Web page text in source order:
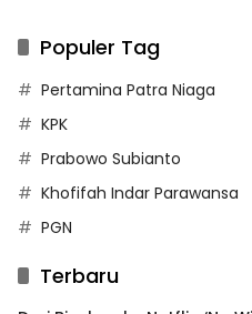
Populer Tag
Pertamina Patra Niaga
KPK
Prabowo Subianto
Khofifah Indar Parawansa
PGN
Terbaru